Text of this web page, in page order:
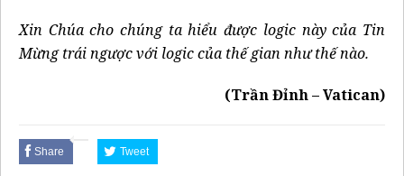
Xin Chúa cho chúng ta hiểu được logic này của Tin
Mừng trái ngược với logic của thế gian như thế nào.
(Trần Đỉnh – Vatican)
Share Tweet